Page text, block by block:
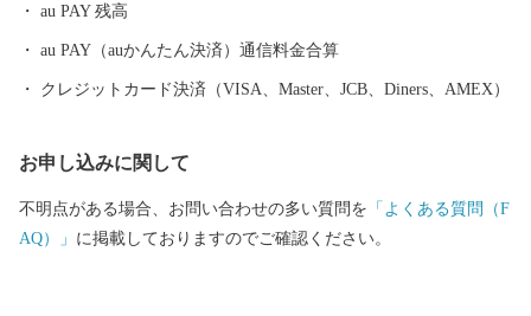
au PAY 残高
au PAY（auかんたん決済）通信料金合算
クレジットカード決済（VISA、Master、JCB、Diners、AMEX）
お申し込みに関して
不明点がある場合、お問い合わせの多い質問を 「よくある質問（F
AQ）」 に掲載しておりますのでご確認ください。